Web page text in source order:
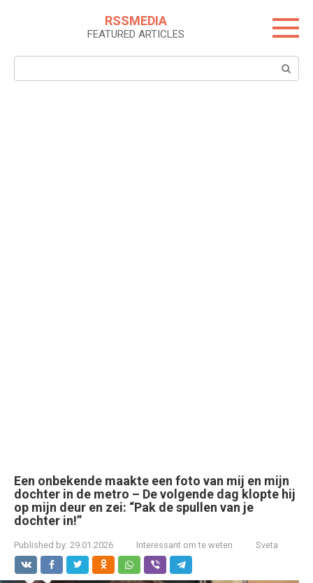
RSSMEDIA
FEATURED ARTICLES
Search:
Een onbekende maakte een foto van mij en mijn
dochter in de metro – De volgende dag klopte hij
op mijn deur en zei: “Pak de spullen van je
dochter in!”
Published by: 29.01.2026 Interessant om te weten Sveta